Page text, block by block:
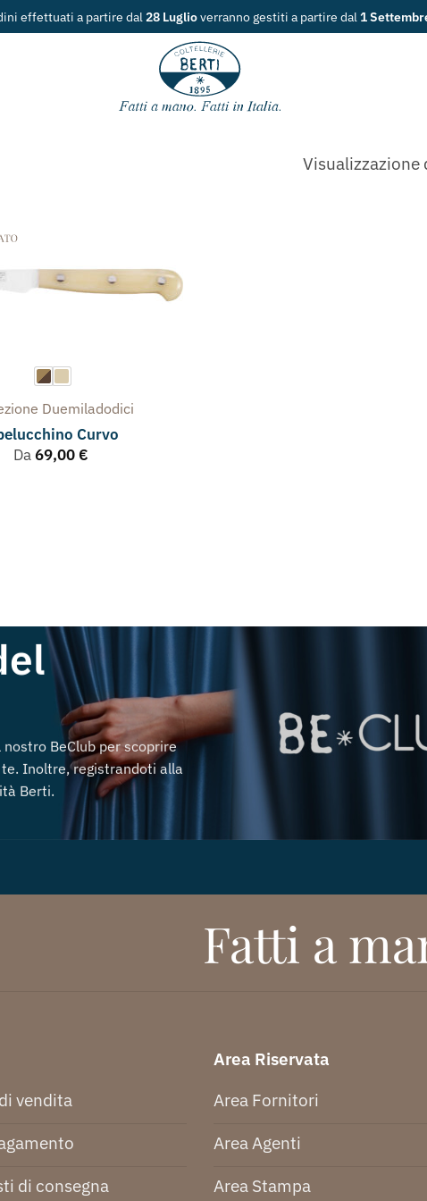
effettuati a partire dal28 Luglioverranno gestiti a partire dal1
Duemiladodici
Curvo
Da69,00 €
BeClub per scoprire
Inoltre, registrandoti alla
Berti.
Fatti a
vendita
di consegna
Area Riservata
Area Fornitori
Area Agenti
Area Stampa